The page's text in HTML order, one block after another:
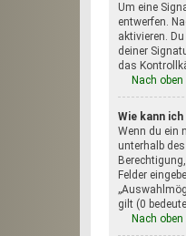
Um eine
entwerfen.
aktivieren.
deiner
das
Nach oben
Wie kann
Wenn du ein
unterhalb
Felder
gilt (0
Nach oben